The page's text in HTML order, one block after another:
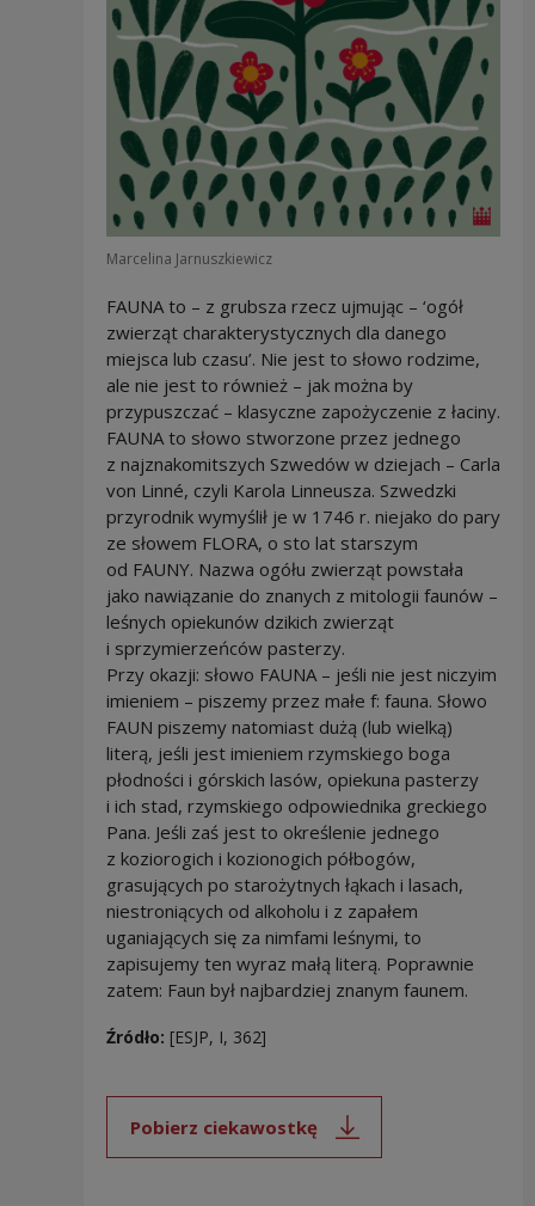
Marcelina Jarnuszkiewicz
FAUNA to – z grubsza rzecz ujmując – ‘ogół
zwierząt charakterystycznych dla danego
miejsca lub czasu’. Nie jest to słowo rodzime,
ale nie jest to również – jak można by
przypuszczać – klasyczne zapożyczenie z łaciny.
FAUNA to słowo stworzone przez jednego
z najznakomitszych Szwedów w dziejach – Carla
von Linné, czyli Karola Linneusza. Szwedzki
przyrodnik wymyślił je w 1746 r. niejako do pary
ze słowem FLORA, o sto lat starszym
od FAUNY. Nazwa ogółu zwierząt powstała
jako nawiązanie do znanych z mitologii faunów –
leśnych opiekunów dzikich zwierząt
i sprzymierzeńców pasterzy.
Przy okazji: słowo FAUNA – jeśli nie jest niczyim
imieniem – piszemy przez małe f: fauna. Słowo
FAUN piszemy natomiast dużą (lub wielką)
literą, jeśli jest imieniem rzymskiego boga
płodności i górskich lasów, opiekuna pasterzy
i ich stad, rzymskiego odpowiednika greckiego
Pana. Jeśli zaś jest to określenie jednego
z koziorogich i kozionogich półbogów,
grasujących po starożytnych łąkach i lasach,
niestroniących od alkoholu i z zapałem
uganiających się za nimfami leśnymi, to
zapisujemy ten wyraz małą literą. Poprawnie
zatem: Faun był najbardziej znanym faunem.
Źródło: [ESJP, I, 362]
Pobierz ciekawostkę
Uwaga, link zostanie otwarty